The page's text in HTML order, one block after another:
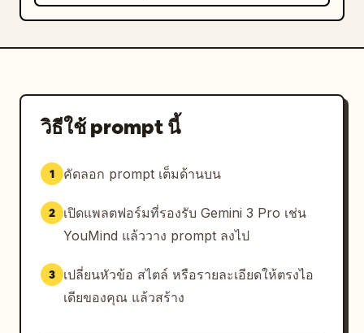
วิธีใช้ prompt นี้
1 คัดลอก prompt เต็มด้านบน
2
เปิดแพลตฟอร์มที่รองรับ Gemini 3 Pro เช่น
YouMind แล้ววาง prompt ลงไป
3
เปลี่ยนหัวข้อ สไตล์ หรือรายละเอียดให้ตรงไอ
เดียของคุณ แล้วสร้าง